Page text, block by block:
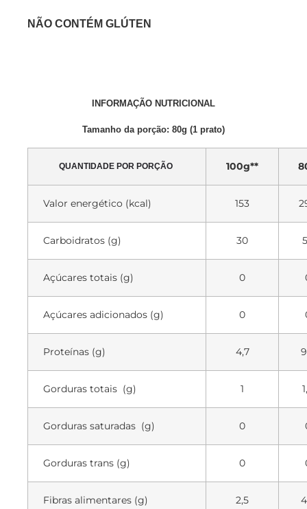
NÃO CONTÉM GLÚTEN
INFORMAÇÃO NUTRICIONAL
Tamanho da porção: 80g (1 prato)
QUANTIDADE POR PORÇÃO 100g**
Valor energético (kcal) 153
Carboidratos (g) 30
Açúcares totais (g) 0
Açúcares adicionados (g) 0
Proteínas (g) 4,7
Gorduras totais (g) 1
Gorduras saturadas (g) 0
Gorduras trans (g) 0
Fibras alimentares (g) 2,5